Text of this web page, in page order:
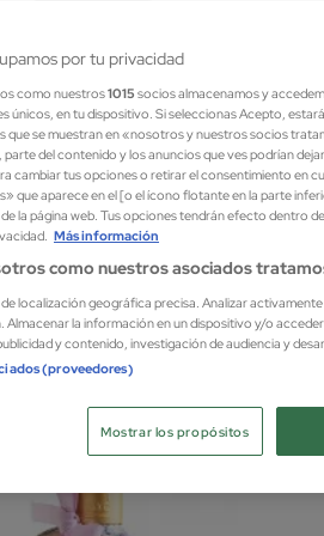
Parfums
LUTENS GEL 240ML
por tu privacidad
como nuestros1015 socios almacenamos y
únicos, en tu dispositivo. Si seleccionas Acepto,
que se muestran en «nosotros y nuestros socios
del contenido y los anuncios que ves podrían
cambiar tus opciones o retirar el consentimiento en
que aparece en el [o el ícono flotante en la parte
la página web. Tus opciones tendrán efecto dentro
Más información
como nuestros asociados
localización geográfica precisa. Analizar
Almacenar la información en un dispositivo y/o
y contenido, investigación de audiencia y
(proveedores)
Mostrar los propósitos